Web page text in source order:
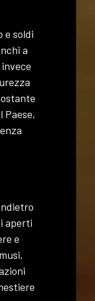
e soldi
a
Paese,
aperti
e